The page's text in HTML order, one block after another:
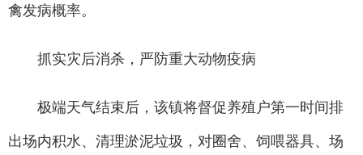
禽发病概率。
抓实灾后消杀，严防重大动物疫病
极端天气结束后，该镇将督促养殖户第一时间排
出场内积水、清理淤泥垃圾，对圈舍、饲喂器具、场